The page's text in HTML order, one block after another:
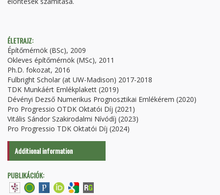
ÉLETRAJZ:
Építőmérnök (BSc), 2009
Okleves építőmérnök (MSc), 2011
Ph.D. fokozat, 2016
Fulbright Scholar (at UW-Madison) 2017-2018
TDK Munkáért Emlékplakett (2019)
Dévényi Dezső Numerikus Prognosztikai Emlékérem (2020)
Pro Progressio OTDK Oktatói Díj (2021)
Vitális Sándor Szakirodalmi Nívódíj (2023)
Pro Progressio TDK Oktatói Díj (2024)
Additional information
PUBLIKÁCIÓK: